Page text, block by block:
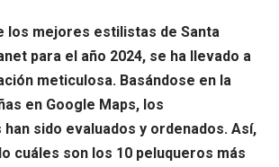
los mejores estilistas de Santa
para el año 2024, se ha llevado a
meticulosa. Basándose en la
en Google Maps, los
sido evaluados y ordenados. Así,
cuáles son los 10 peluqueros más